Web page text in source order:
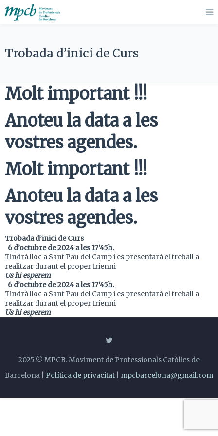
Trobada d’inici de Curs
Molt important !!!
Anoteu la data a les
vostres agendes.
Molt important !!!
Anoteu la data a les
vostres agendes.
Trobada d’inici de Curs
6 d’octubre de 2024 a les 17’45h.
Tindrà lloc a Sant Pau del Camp i es presentarà el treball a
realitzar durant el proper trienni
Us hi esperem
6 d’octubre de 2024 a les 17’45h.
Tindrà lloc a Sant Pau del Camp i es presentarà el treball a
realitzar durant el proper trienni
Us hi esperem
2025 © MPCB. Moviment de Professionals Catòlics de
Barcelona | Política de privacitat mpcbarcelona@gmail.com